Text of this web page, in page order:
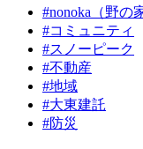
#nonoka（野の
#コミュニティ
#スノーピーク
#不動産
#地域
#大東建託
#防災